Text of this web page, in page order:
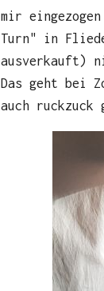
mir
Turn" in
ausverkauft)
Das geht bei
auch ruckzuck